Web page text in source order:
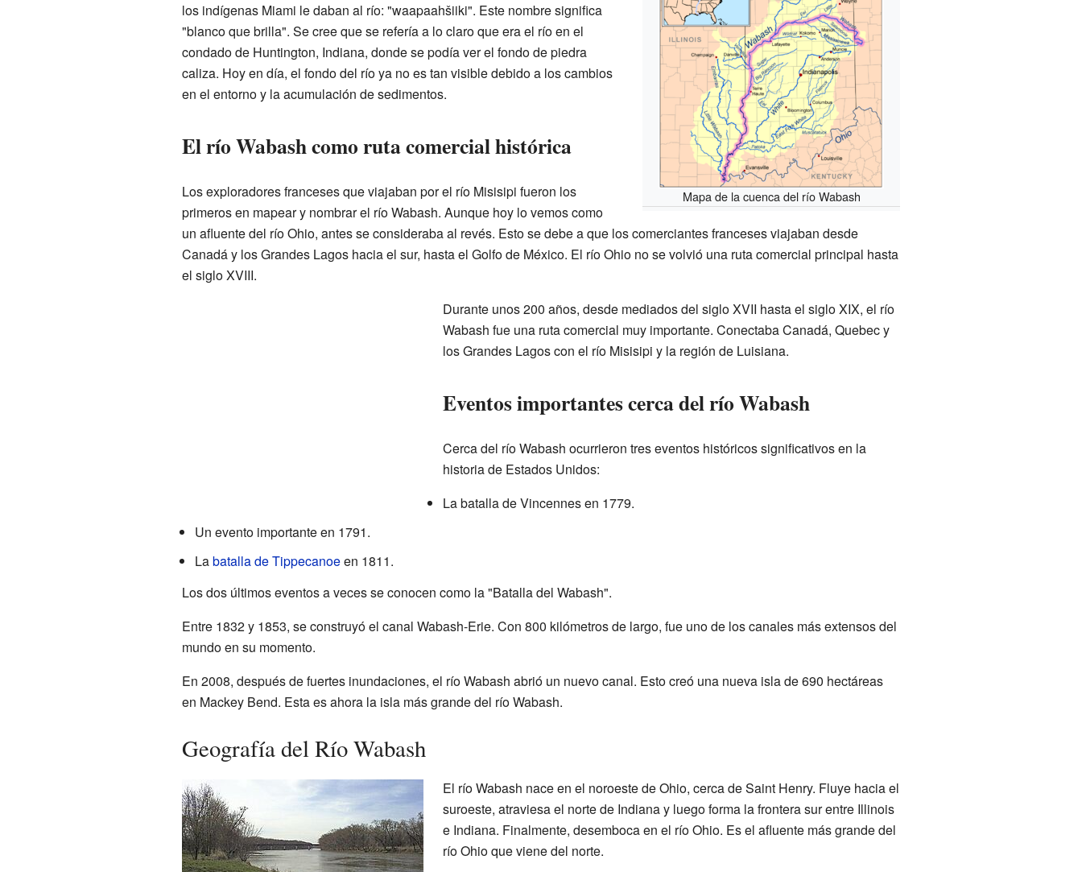
Mapa de la cuenca del río Wabash
los indígenas Miami le daban al río: "waapaahšiiki". Este nombre significa
"blanco que brilla". Se cree que se refería a lo claro que era el río en el
condado de Huntington, Indiana, donde se podía ver el fondo de piedra
caliza. Hoy en día, el fondo del río ya no es tan visible debido a los cambios
en el entorno y la acumulación de sedimentos.
El río Wabash como ruta comercial histórica
Los exploradores franceses que viajaban por el río Misisipi fueron los
primeros en mapear y nombrar el río Wabash. Aunque hoy lo vemos como
un afluente del río Ohio, antes se consideraba al revés. Esto se debe a que los comerciantes franceses viajaban desde
Canadá y los Grandes Lagos hacia el sur, hasta el Golfo de México. El río Ohio no se volvió una ruta comercial principal hasta
el siglo XVIII.
Durante unos 200 años, desde mediados del siglo XVII hasta el siglo XIX, el río
Wabash fue una ruta comercial muy importante. Conectaba Canadá, Quebec y
los Grandes Lagos con el río Misisipi y la región de Luisiana.
Eventos importantes cerca del río Wabash
Cerca del río Wabash ocurrieron tres eventos históricos significativos en la
historia de Estados Unidos:
La batalla de Vincennes en 1779.
Un evento importante en 1791.
Labatalla de Tippecanoeen 1811.
Los dos últimos eventos a veces se conocen como la "Batalla del Wabash".
Entre 1832 y 1853, se construyó el canal Wabash-Erie. Con 800 kilómetros de largo, fue uno de los canales más extensos del
mundo en su momento.
En 2008, después de fuertes inundaciones, el río Wabash abrió un nuevo canal. Esto creó una nueva isla de 690 hectáreas
en Mackey Bend. Esta es ahora la isla más grande del río Wabash.
Geografía del Río Wabash
El río Wabash nace en el noroeste de Ohio, cerca de Saint Henry. Fluye hacia el
suroeste, atraviesa el norte de Indiana y luego forma la frontera sur entre Illinois
e Indiana. Finalmente, desemboca en el río Ohio. Es el afluente más grande del
río Ohio que viene del norte.